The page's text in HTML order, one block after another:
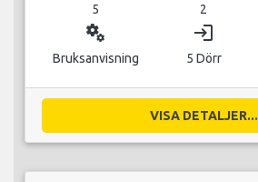
5 2
miscellaneous_services
Bruksanvisning
login
5 Dörr
VISA DETALJER...